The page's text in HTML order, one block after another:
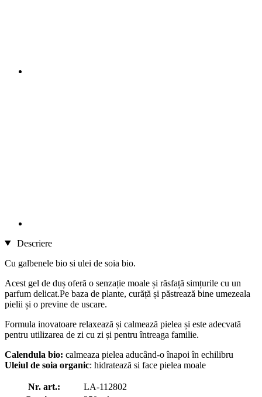
Descriere
Cu galbenele bio si ulei de soia bio.
Acest gel de duș oferă o senzație moale și răsfață simțurile cu un
parfum delicat.Pe baza de plante, curăță și păstrează bine umezeala
pielii și o previne de uscare.
Formula inovatoare relaxează și calmează pielea și este adecvată
pentru utilizarea de zi cu zi și pentru întreaga familie.
Calendula bio: calmeaza pielea aducând-o înapoi în echilibru
Uleiul de soia organic: hidratează si face pielea moale
Nr. art.:
LA-112802